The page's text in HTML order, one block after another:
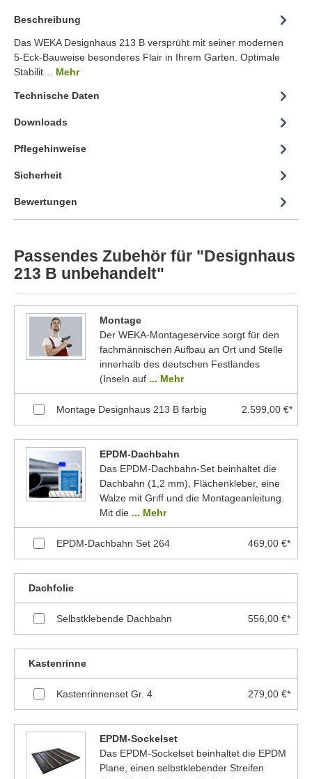
Beschreibung
Das WEKA Designhaus 213 B versprüht mit seiner modernen
5-Eck-Bauweise besonderes Flair in Ihrem Garten. Optimale
Stabilit… Mehr
Technische Daten
Downloads
Pflegehinweise
Sicherheit
Bewertungen
Passendes Zubehör für "Designhaus
213 B unbehandelt"
Montage
Der WEKA-Montageservice sorgt für den
fachmännischen Aufbau an Ort und Stelle
innerhalb des deutschen Festlandes
(Inseln auf ... Mehr
Montage Designhaus 213 B farbig 2.599,00 €*
EPDM-Dachbahn
Das EPDM-Dachbahn-Set beinhaltet die
Dachbahn (1,2 mm), Flächenkleber, eine
Walze mit Griff und die Montageanleitung.
Mit die ... Mehr
EPDM-Dachbahn Set 264 469,00 €*
Dachfolie
Selbstklebende Dachbahn 556,00 €*
Kastenrinne
Kastenrinnenset Gr. 4 279,00 €*
EPDM-Sockelset
Das EPDM-Sockelset beinhaltet die EPDM
Plane, einen selbstklebender Streifen